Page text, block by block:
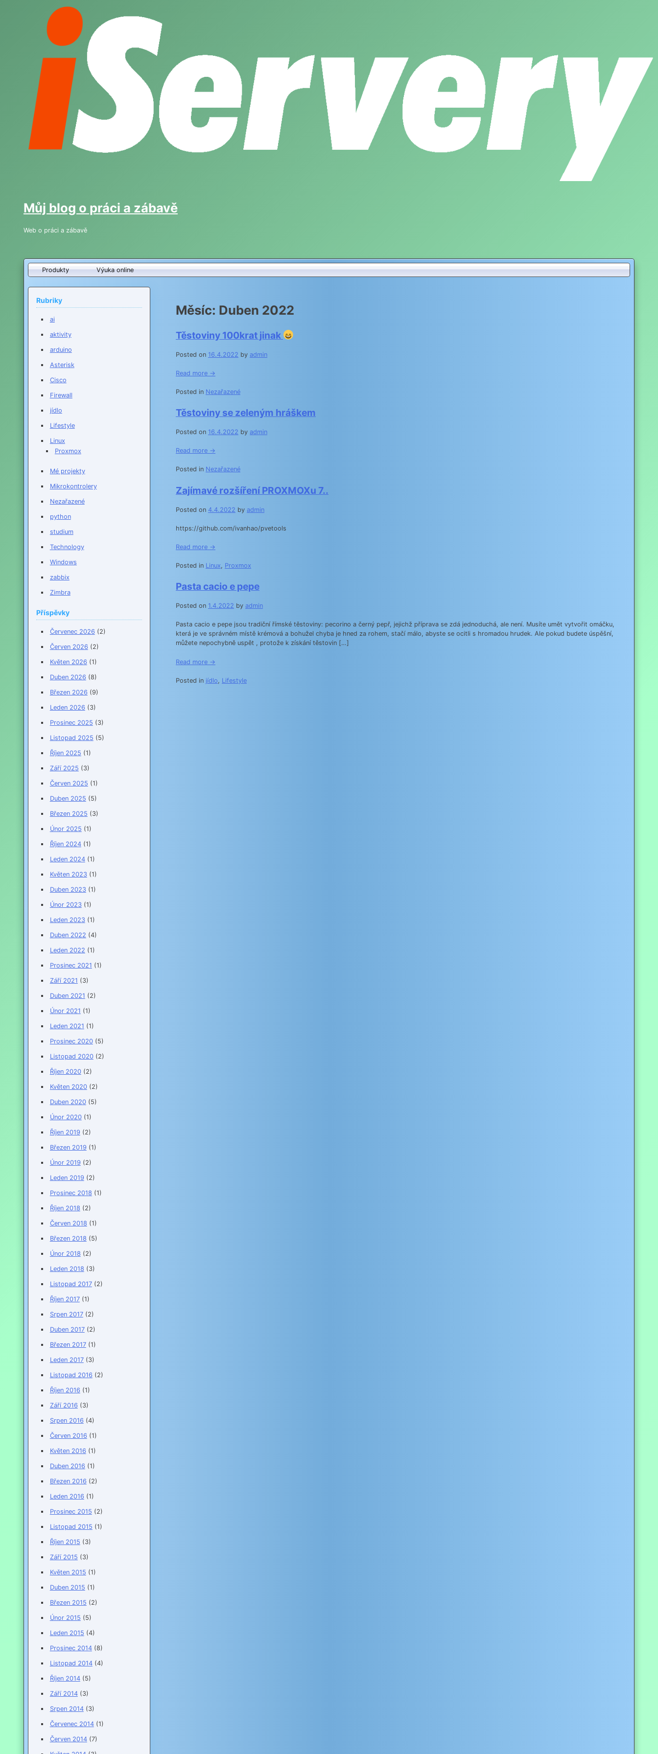
Můj blog o práci a zábavě
Web o práci a zábavě
Produkty Výuka online
Měsíc: Duben 2022
Těstoviny 100krat jinak
Posted on 16.4.2022 by admin
Read more →
Posted in Nezařazené
Těstoviny se zeleným hráškem
Posted on 16.4.2022 by admin
Read more →
Posted in Nezařazené
Zajímavé rozšíření PROXMOXu 7..
Posted on 4.4.2022 by admin
https://github.com/ivanhao/pvetools
Read more →
Posted in Linux, Proxmox
Pasta cacio e pepe
Posted on 1.4.2022 by admin
Pasta cacio e pepe jsou tradiční římské těstoviny: pecorino a černý pepř, jejichž příprava se zdá jednoduchá, ale není. Musíte umět vytvořit omáčku,
která je ve správném místě krémová a bohužel chyba je hned za rohem, stačí málo, abyste se ocitli s hromadou hrudek. Ale pokud budete úspěšní,
můžete nepochybně uspět , protože k získání těstovin […]
Read more →
Posted in jídlo, Lifestyle
Rubriky
ai
aktivity
arduino
Asterisk
Cisco
Firewall
jídlo
Lifestyle
Linux
Proxmox
Mé projekty
Mikrokontrolery
Nezařazené
python
studium
Technology
Windows
zabbix
Zimbra
Příspěvky
Červenec 2026 (2)
Červen 2026 (2)
Květen 2026 (1)
Duben 2026 (8)
Březen 2026 (9)
Leden 2026 (3)
Prosinec 2025 (3)
Listopad 2025 (5)
Říjen 2025 (1)
Září 2025 (3)
Červen 2025 (1)
Duben 2025 (5)
Březen 2025 (3)
Únor 2025 (1)
Říjen 2024(1)
Leden 2024(1)
Květen 2023(1)
Duben 2023(1)
Únor 2023(1)
Leden 2023(1)
Duben 2022 (4)
Leden 2022 (1)
Prosinec 2021 (1)
Září 2021 (3)
Duben 2021 (2)
Únor 2021 (1)
Leden 2021 (1)
Prosinec 2020(5)
Listopad 2020(2)
Říjen 2020(2)
Květen 2020(2)
Duben 2020(5)
Únor 2020(1)
Říjen 2019 (2)
Březen 2019 (1)
Únor 2019 (2)
Leden 2019 (2)
Prosinec 2018 (1)
Říjen 2018 (2)
Červen 2018 (1)
Březen 2018 (5)
Únor 2018 (2)
Leden 2018 (3)
Listopad 2017(2)
Říjen 2017(1)
Srpen 2017(2)
Duben 2017(2)
Březen 2017(1)
Leden 2017(3)
Listopad 2016 (2)
Říjen 2016 (1)
Září 2016 (3)
Srpen 2016 (4)
Červen 2016 (1)
Květen 2016 (1)
Duben 2016 (1)
Březen 2016 (2)
Leden 2016 (1)
Prosinec 2015 (2)
Listopad 2015 (1)
Říjen 2015 (3)
Září 2015 (3)
Květen 2015 (1)
Duben 2015 (1)
Březen 2015 (2)
Únor 2015 (5)
Leden 2015 (4)
Prosinec 2014(8)
Listopad 2014(4)
Říjen 2014(5)
Září 2014(3)
Srpen 2014(3)
Červenec 2014(1)
Červen 2014(7)